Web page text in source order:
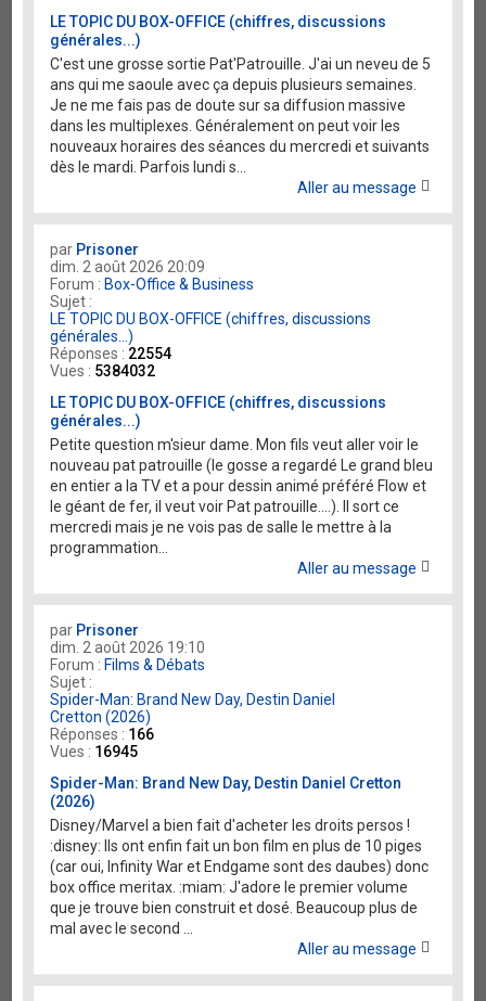
LE TOPIC DU BOX-OFFICE (chiffres, discussions
générales...)
C'est une grosse sortie Pat'Patrouille. J'ai un neveu de 5
ans qui me saoule avec ça depuis plusieurs semaines.
Je ne me fais pas de doute sur sa diffusion massive
dans les multiplexes. Généralement on peut voir les
nouveaux horaires des séances du mercredi et suivants
dès le mardi. Parfois lundi s...
Aller au message
par Prisoner
dim. 2 août 2026 20:09
Forum : Box-Office & Business
Sujet :
LE TOPIC DU BOX-OFFICE (chiffres, discussions
générales...)
Réponses : 22554
Vues : 5384032
LE TOPIC DU BOX-OFFICE (chiffres, discussions
générales...)
Petite question m'sieur dame. Mon fils veut aller voir le
nouveau pat patrouille (le gosse a regardé Le grand bleu
en entier a la TV et a pour dessin animé préféré Flow et
le géant de fer, il veut voir Pat patrouille....). Il sort ce
mercredi mais je ne vois pas de salle le mettre à la
programmation...
Aller au message
par Prisoner
dim. 2 août 2026 19:10
Forum : Films & Débats
Sujet :
Spider-Man: Brand New Day, Destin Daniel
Cretton (2026)
Réponses : 166
Vues : 16945
Spider-Man: Brand New Day, Destin Daniel Cretton
(2026)
Disney/Marvel a bien fait d'acheter les droits persos !
:disney: Ils ont enfin fait un bon film en plus de 10 piges
(car oui, Infinity War et Endgame sont des daubes) donc
box office meritax. :miam: J'adore le premier volume
que je trouve bien construit et dosé. Beaucoup plus de
mal avec le second ...
Aller au message